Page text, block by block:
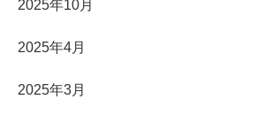
2025年10月
2025年4月
2025年3月